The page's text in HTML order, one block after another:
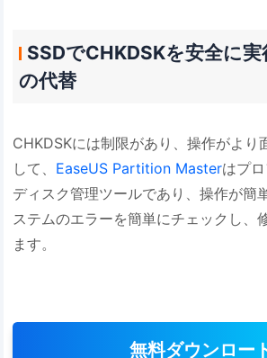
SSDでCHKDSKを安全に
の代替
CHKDSKには制限があり、操作がより
して、 EaseUS Partition Masterはプ
ディスク管理ツールであり、操作が簡
ステムのエラーを簡単にチェックし、
ます。
無料ダウンロー